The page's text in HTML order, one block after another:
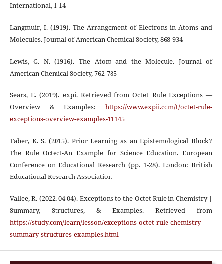
International, 1-14
Langmuir, I. (1919). The Arrangement of Electrons in Atoms and
Molecules. Journal of American Chemical Society, 868-934
Lewis, G. N. (1916). The Atom and the Molecule. Journal of
American Chemical Society, 762-785
Sears, E. (2019). expi. Retrieved from Octet Rule Exceptions —
Overview & Examples:https://www.expii.com/t/octet-rule-
exceptions-overview-examples-11145
Taber, K. S. (2015). Prior Learning as an Epistemological Block?
The Rule Octect-An Example for Science Education. European
Conference on Educational Research (pp. 1-28). London: British
Educational Research Association
Vallee, R. (2022, 04 04). Exceptions to the Octet Rule in Chemistry |
Summary, Structures, & Examples. Retrieved from
https://study.com/learn/lesson/exceptions-octet-rule-chemistry-
summary-structures-examples.html